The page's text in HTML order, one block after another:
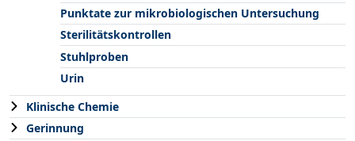
Punktate zur mikrobiologischen Untersuchung
Sterilitätskontrollen
Stuhlproben
Urin
Klinische Chemie
Gerinnung